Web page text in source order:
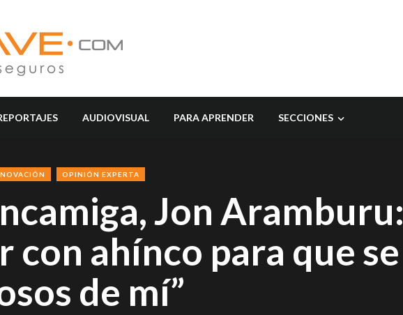
AUDIOVISUAL PARA APRENDER SECCIONES
OPINIÓN EXPERTA
Jon Aramburu:
con ahínco para que se
de mí”